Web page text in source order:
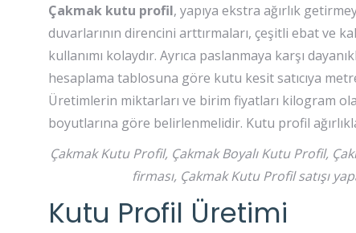
Çakmak kutu profil, yapıya ekstra ağırlık
duvarlarının direncini arttırmaları, çeşitli ebat ve
kullanımı kolaydır. Ayrıca paslanmaya karşı
hesaplama tablosuna göre kutu kesit satıcıya
Üretimlerin miktarları ve birim fiyatları kilogram
boyutlarına göre belirlenmelidir. Kutu profil
Çakmak Kutu Profil, Çakmak Boyalı Kutu Profil,
firması, Çakmak Kutu Profil satışı
Kutu Profil Üretimi